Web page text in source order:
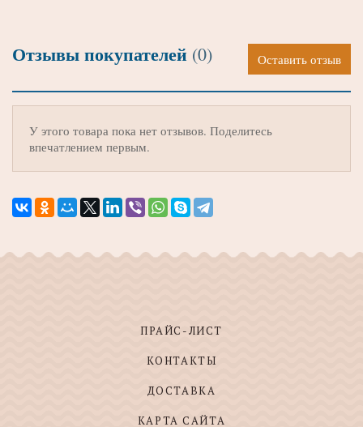
Отзывы покупателей (0) Оставить отзыв
У этого товара пока нет отзывов. Поделитесь
впечатлением первым.
ПРАЙС-ЛИСТ
КОНТАКТЫ
ДОСТАВКА
КАРТА САЙТА